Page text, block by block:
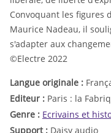
Convoquant les figures
Maurice Nadeau, il
s'adapter aux
©Electre 2022
Langue originale :
Editeur : Paris : la
Genre : Ecrivains et
Support : Daisy audio